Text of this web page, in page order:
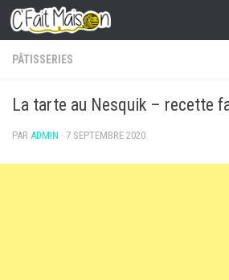
Skip to content
PÂTISSERIES
La tarte au Nesquik – recette
PAR ADMIN · 7 SEPTEMBRE 2020